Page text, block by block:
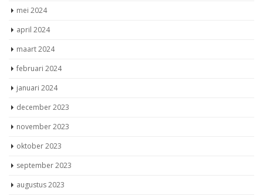
februari 2024
januari 2024
december 2023
november 2023
oktober 2023
september 2023
augustus 2023
juli 2023
juni 2023
mei 2023